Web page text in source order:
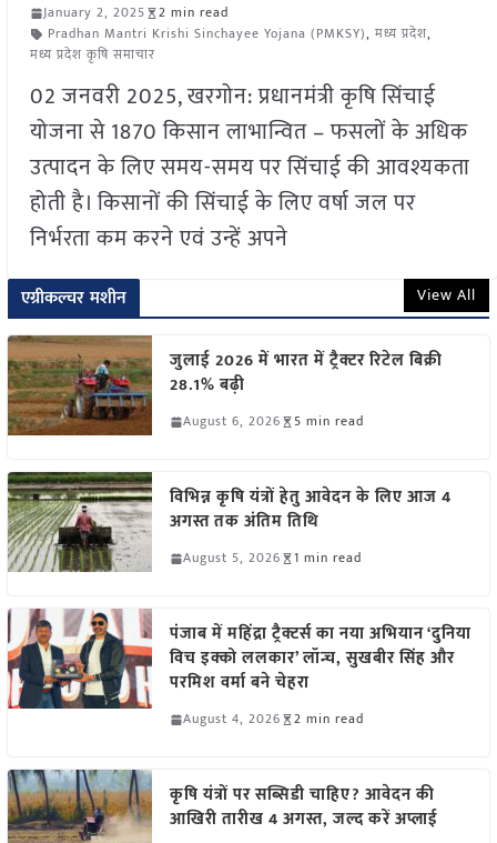
January 2, 2025
2 min read
Pradhan Mantri Krishi Sinchayee Yojana (PMKSY), मध्य प्रदेश,
मध्य प्रदेश कृषि समाचार
02 जनवरी 2025, खरगोन: प्रधानमंत्री कृषि सिंचाई
योजना से 1870 किसान लाभान्वित – फसलों के अधिक
उत्पादन के लिए समय-समय पर सिंचाई की आवश्यकता
होती है। किसानों की सिंचाई के लिए वर्षा जल पर
निर्भरता कम करने एवं उन्हें अपने
एग्रीकल्चर मशीन View All
जुलाई 2026 में भारत में ट्रैक्टर रिटेल बिक्री
28.1% बढ़ी
August 6, 2026 5 min read
विभिन्न कृषि यंत्रों हेतु आवेदन के लिए आज 4
अगस्त तक अंतिम तिथि
August 5, 2026 1 min read
पंजाब में महिंद्रा ट्रैक्टर्स का नया अभियान ‘दुनिया
विच इक्को ललकार’ लॉन्च, सुखबीर सिंह और
परमिश वर्मा बने चेहरा
August 4, 2026 2 min read
कृषि यंत्रों पर सब्सिडी चाहिए? आवेदन की
आखिरी तारीख 4 अगस्त, जल्द करें अप्लाई